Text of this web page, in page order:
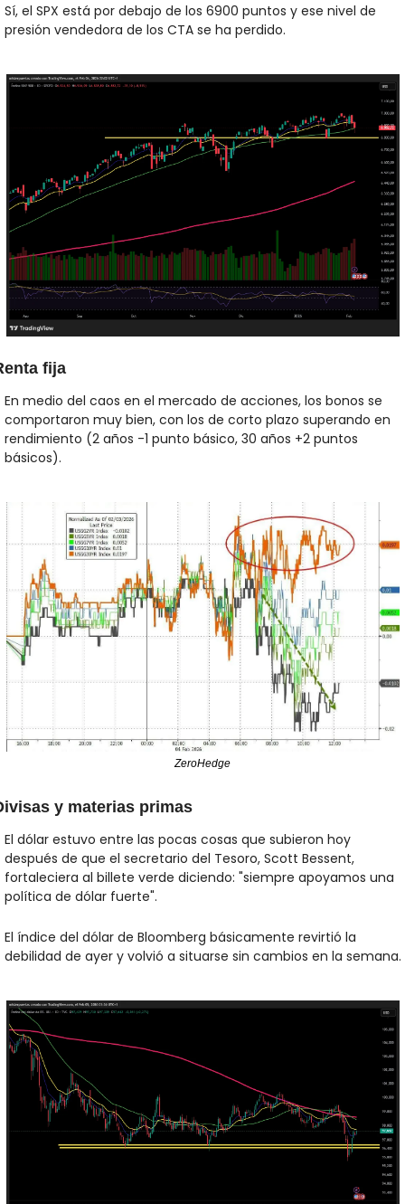
Sí, el SPX está por debajo de los 6900 puntos y ese nivel de
presión vendedora de los CTA se ha perdido.
fija
En medio del caos en el mercado de acciones, los bonos se
comportaron muy bien, con los de corto plazo superando en
rendimiento (2 años -1 punto básico, 30 años +2 puntos
básicos).
ZeroHedge
y materias primas
El dólar estuvo entre las pocas cosas que subieron hoy
después de que el secretario del Tesoro, Scott Bessent,
fortaleciera al billete verde diciendo: "siempre apoyamos una
política de dólar fuerte".
El índice del dólar de Bloomberg básicamente revirtió la